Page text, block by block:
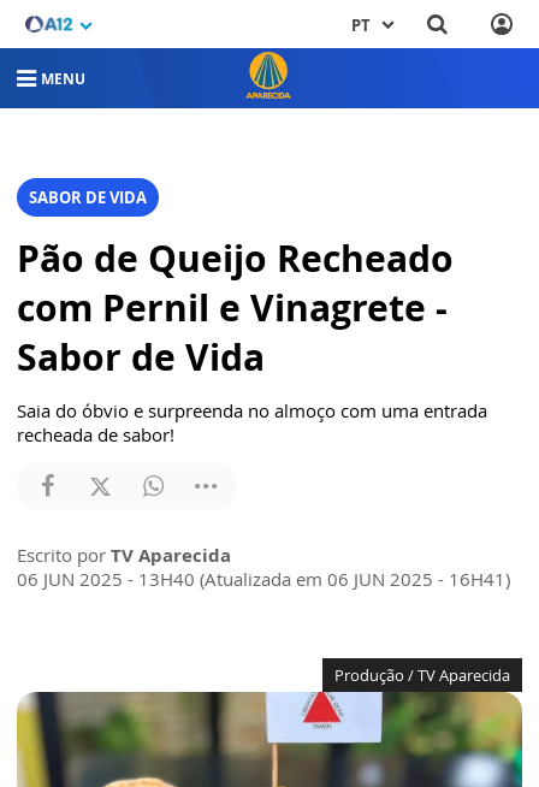
PT
MENU
SABOR DE VIDA
Pão de Queijo Recheado
com Pernil e Vinagrete -
Sabor de Vida
Saia do óbvio e surpreenda no almoço com uma entrada
recheada de sabor!
Escrito por TV Aparecida
06 JUN 2025 - 13H40 (Atualizada em 06 JUN 2025 - 16H41)
Produção / TV Aparecida